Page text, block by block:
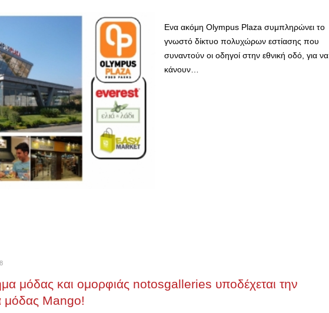
Ενα ακόμη Olympus Plaza συμπληρώνει το
γνωστό δίκτυο πολυχώρων εστίασης που
συναντούν οι οδηγοί στην εθνική οδό, για να
κάνουν…
μόδας και ομορφιάς notosgalleries υποδέχεται την
μόδας Mango!